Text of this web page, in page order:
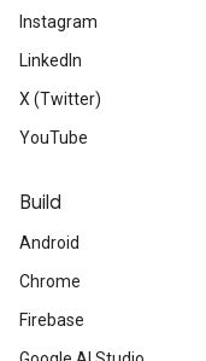
Instagram
LinkedIn
X (Twitter)
YouTube
Build
Android
Chrome
Firebase